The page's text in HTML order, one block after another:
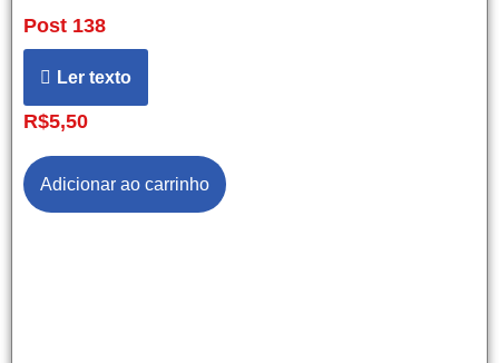
Post 138
Ler texto
R$5,50
Adicionar ao carrinho